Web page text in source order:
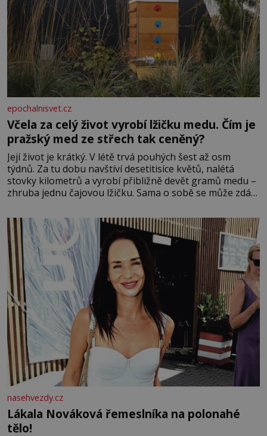
epochalnisvet.cz
Včela za celý život vyrobí lžičku medu. Čím je
pražský med ze střech tak ceněný?
Její život je krátký. V létě trvá pouhých šest až osm
týdnů. Za tu dobu navštíví desetitisíce květů, nalétá
stovky kilometrů a vyrobí přibližně devět gramů medu –
zhruba jednu čajovou lžičku. Sama o sobě se může zdát
tisíc příslušnic svého včelstva, vznikne jeden z
nejdokonalejších organismů
nasehvezdy.cz
Lákala Nováková řemeslníka na polonahé
tělo!